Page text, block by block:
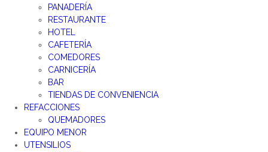
PANADERÍA
RESTAURANTE
HOTEL
CAFETERÍA
COMEDORES
CARNICERÍA
BAR
TIENDAS DE CONVENIENCIA
REFACCIONES
QUEMADORES
EQUIPO MENOR
UTENSILIOS